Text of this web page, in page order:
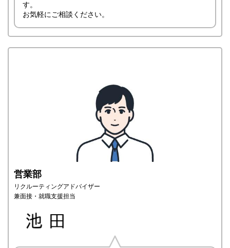
す。
お気軽にご相談ください。
営業部
リクルーティングアドバイザー
兼面接・就職支援担当